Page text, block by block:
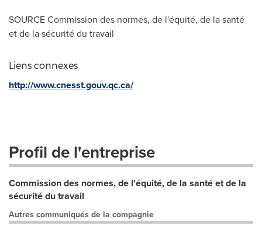
SOURCE Commission des normes, de l'équité, de la santé
et de la sécurité du travail
Liens connexes
http://www.cnesst.gouv.qc.ca/
Profil de l'entreprise
Commission des normes, de l'équité, de la santé et de la
sécurité du travail
Autres communiqués de la compagnie